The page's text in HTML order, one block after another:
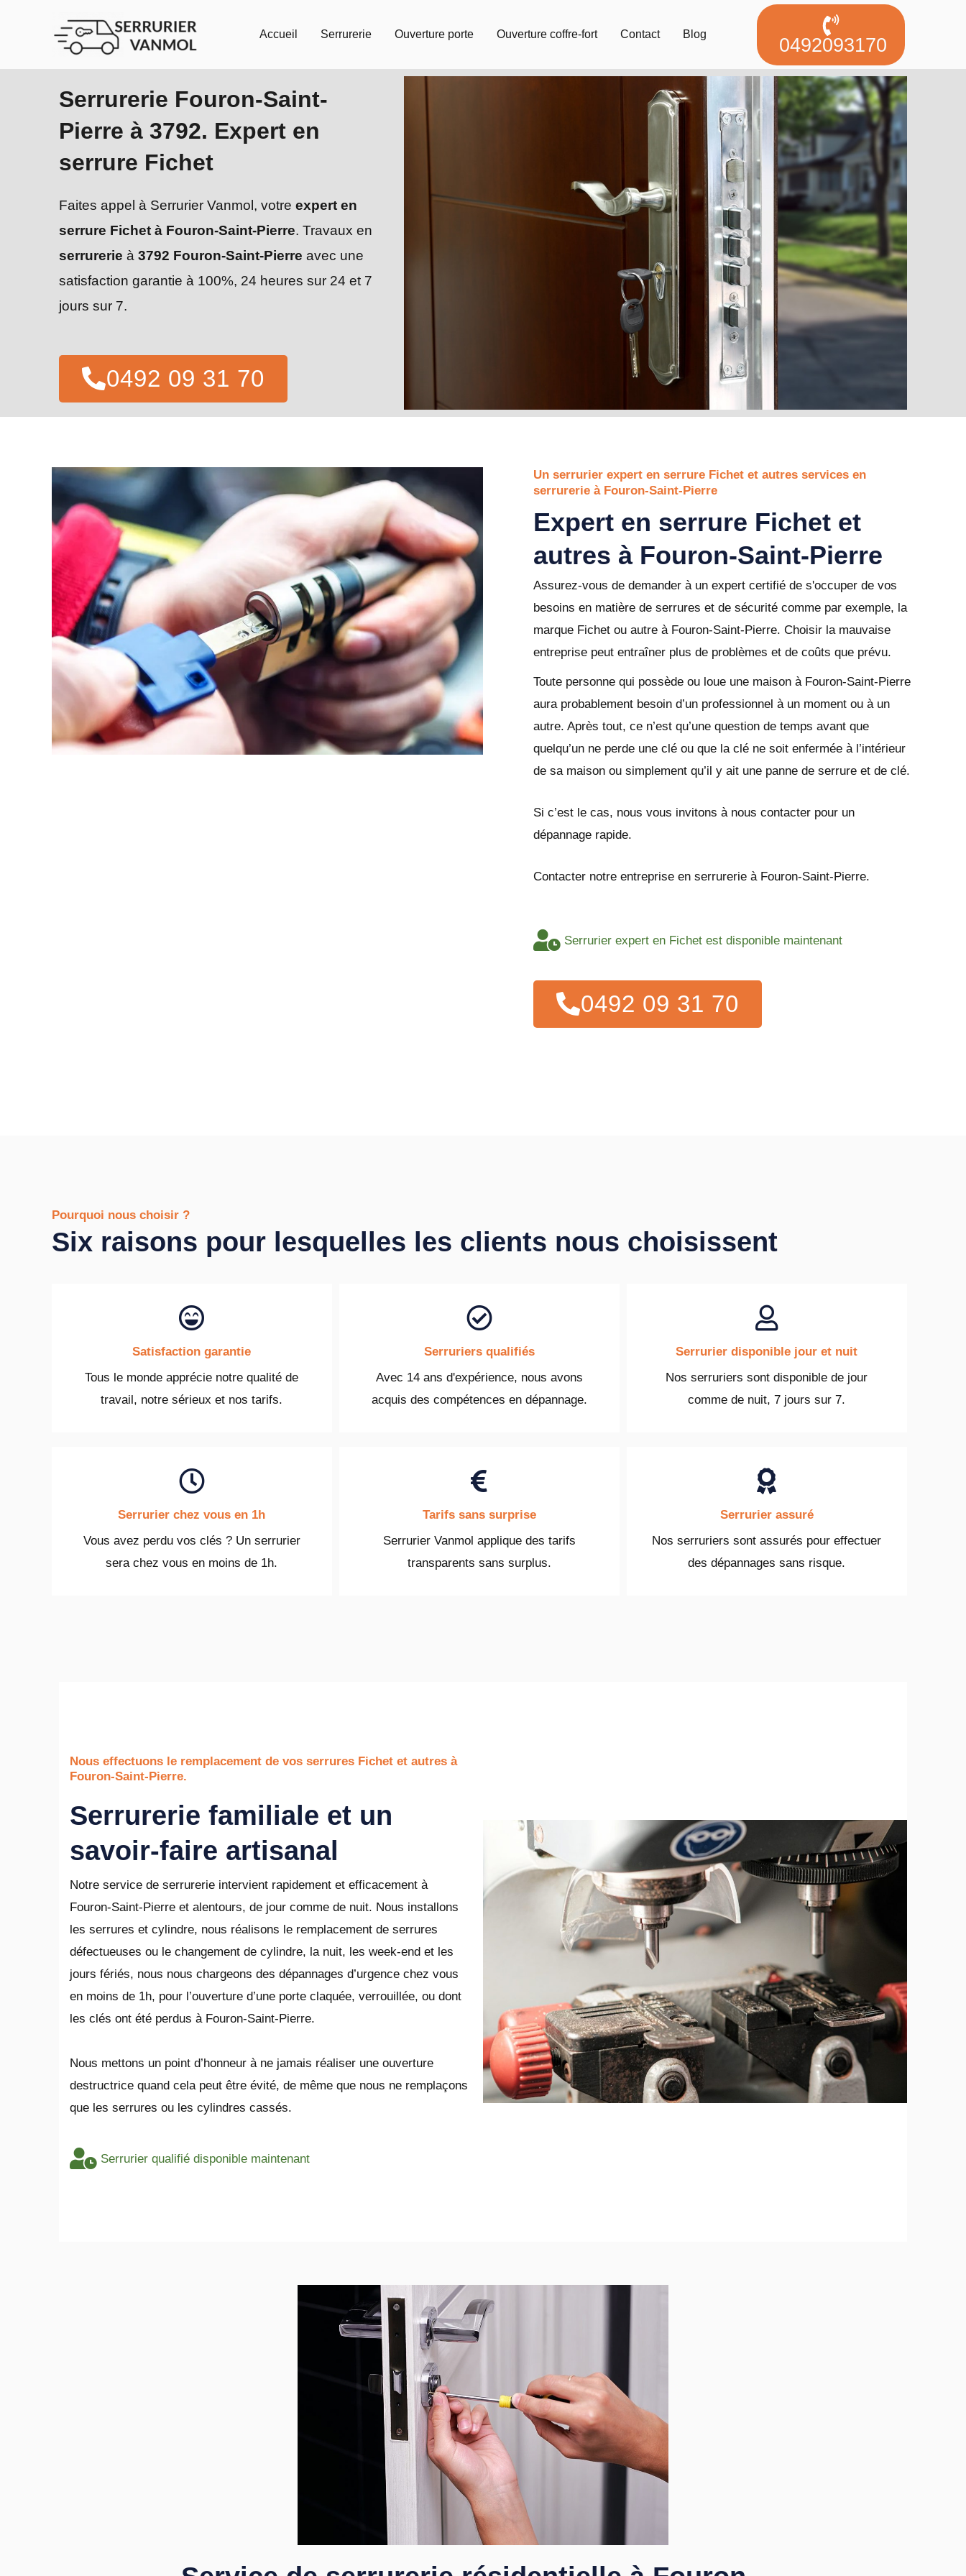
Accueil Serrurerie Ouverture porte Ouverture coffre-fort Contact Blog 0492093170
Serrurerie Fouron-Saint-
Pierre à 3792. Expert en
serrure Fichet
Faites appel à Serrurier Vanmol, votre expert en
serrure Fichet à Fouron-Saint-Pierre. Travaux en
serrurerie à 3792 Fouron-Saint-Pierre avec une
satisfaction garantie à 100%, 24 heures sur 24 et 7
jours sur 7.
0492 09 31 70
Un serrurier expert en serrure Fichet et autres services en
serrurerie à Fouron-Saint-Pierre
Expert en serrure Fichet et
autres à Fouron-Saint-Pierre
Assurez-vous de demander à un expert certifié de s'occuper de vos
besoins en matière de serrures et de sécurité comme par exemple, la
marque Fichet ou autre à Fouron-Saint-Pierre. Choisir la mauvaise
entreprise peut entraîner plus de problèmes et de coûts que prévu.
Toute personne qui possède ou loue une maison à Fouron-Saint-Pierre
aura probablement besoin d’un professionnel à un moment ou à un
autre. Après tout, ce n’est qu’une question de temps avant que
quelqu’un ne perde une clé ou que la clé ne soit enfermée à l’intérieur
de sa maison ou simplement qu’il y ait une panne de serrure et de clé.
Si c’est le cas, nous vous invitons à nous contacter pour un
dépannage rapide.
Contacter notre entreprise en serrurerie à Fouron-Saint-Pierre.
Serrurier expert en Fichet est disponible maintenant
0492 09 31 70
Pourquoi nous choisir ?
Six raisons pour lesquelles les clients nous choisissent
Satisfaction garantie
Tous le monde apprécie notre qualité de
travail, notre sérieux et nos tarifs.
Serruriers qualifiés
Avec 14 ans d'expérience, nous avons
acquis des compétences en dépannage.
Serrurier disponible jour et nuit
Nos serruriers sont disponible de jour
comme de nuit, 7 jours sur 7.
Serrurier chez vous en 1h
Vous avez perdu vos clés ? Un serrurier
sera chez vous en moins de 1h.
Tarifs sans surprise
Serrurier Vanmol applique des tarifs
transparents sans surplus.
Serrurier assuré
Nos serruriers sont assurés pour effectuer
des dépannages sans risque.
Nous effectuons le remplacement de vos serrures Fichet et autres à
Fouron-Saint-Pierre.
Serrurerie familiale et un
savoir-faire artisanal
Notre service de serrurerie intervient rapidement et efficacement à
Fouron-Saint-Pierre et alentours, de jour comme de nuit. Nous installons
les serrures et cylindre, nous réalisons le remplacement de serrures
défectueuses ou le changement de cylindre, la nuit, les week-end et les
jours fériés, nous nous chargeons des dépannages d’urgence chez vous
en moins de 1h, pour l’ouverture d’une porte claquée, verrouillée, ou dont
les clés ont été perdus à Fouron-Saint-Pierre.
​Nous mettons un point d’honneur à ne jamais réaliser une ouverture
destructrice quand cela peut être évité, de même que nous ne remplaçons
que les serrures ou les cylindres cassés.
Serrurier qualifié disponible maintenant